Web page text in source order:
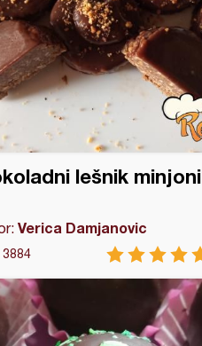
lešnik minjoni
Verica Damjanovic
3884